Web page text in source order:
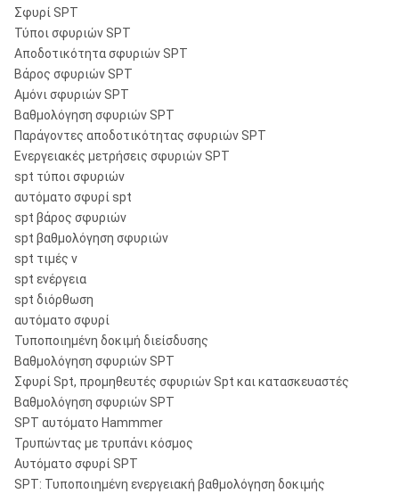
Σφυρί SPT
Τύποι σφυριών SPT
Αποδοτικότητα σφυριών SPT
Βάρος σφυριών SPT
Αμόνι σφυριών SPT
Βαθμολόγηση σφυριών SPT
Παράγοντες αποδοτικότητας σφυριών SPT
Ενεργειακές μετρήσεις σφυριών SPT
spt τύποι σφυριών
αυτόματο σφυρί spt
spt βάρος σφυριών
spt βαθμολόγηση σφυριών
spt τιμές ν
spt ενέργεια
spt διόρθωση
αυτόματο σφυρί
Τυποποιημένη δοκιμή διείσδυσης
Βαθμολόγηση σφυριών SPT
Σφυρί Spt, προμηθευτές σφυριών Spt και κατασκευαστές
Βαθμολόγηση σφυριών SPT
SPT αυτόματο Hammmer
Τρυπώντας με τρυπάνι κόσμος
Αυτόματο σφυρί SPT
SPT: Τυποποιημένη ενεργειακή βαθμολόγηση δοκιμής